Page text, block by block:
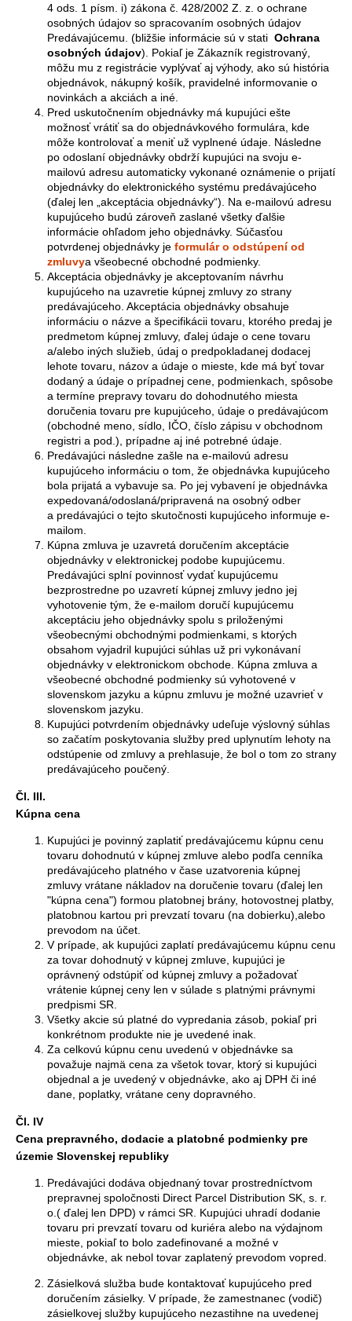
4 ods. 1 písm. i) zákona č. 428/2002 Z. z. o ochrane
osobných údajov so spracovaním osobných údajov
Predávajúcemu. (bližšie informácie sú v stati Ochrana
osobných údajov). Pokiaľ je Zákazník registrovaný,
môžu mu z registrácie vyplývať aj výhody, ako sú história
objednávok, nákupný košík, pravidelné informovanie o
novinkách a akciách a iné.
Pred uskutočnením objednávky má kupujúci ešte
možnosť vrátiť sa do objednávkového formulára, kde
môže kontrolovať a meniť už vyplnené údaje. Následne
po odoslaní objednávky obdrží kupujúci na svoju e-
mailovú adresu automaticky vykonané oznámenie o prijatí
objednávky do elektronického systému predávajúceho
(ďalej len „akceptácia objednávky“). Na e-mailovú adresu
kupujúceho budú zároveň zaslané všetky ďalšie
informácie ohľadom jeho objednávky. Súčasťou
potvrdenej objednávky je formulár o odstúpení od
zmluvya všeobecné obchodné podmienky.
Akceptácia objednávky je akceptovaním návrhu
kupujúceho na uzavretie kúpnej zmluvy zo strany
predávajúceho. Akceptácia objednávky obsahuje
informáciu o názve a špecifikácii tovaru, ktorého predaj je
predmetom kúpnej zmluvy, ďalej údaje o cene tovaru
a/alebo iných služieb, údaj o predpokladanej dodacej
lehote tovaru, názov a údaje o mieste, kde má byť tovar
dodaný a údaje o prípadnej cene, podmienkach, spôsobe
a termíne prepravy tovaru do dohodnutého miesta
doručenia tovaru pre kupujúceho, údaje o predávajúcom
(obchodné meno, sídlo, IČO, číslo zápisu v obchodnom
registri a pod.), prípadne aj iné potrebné údaje.
Predávajúci následne zašle na e-mailovú adresu
kupujúceho informáciu o tom, že objednávka kupujúceho
bola prijatá a vybavuje sa. Po jej vybavení je objednávka
expedovaná/odoslaná/pripravená na osobný odber
a predávajúci o tejto skutočnosti kupujúceho informuje e-
mailom.
Kúpna zmluva je uzavretá doručením akceptácie
objednávky v elektronickej podobe kupujúcemu.
Predávajúci splní povinnosť vydať kupujúcemu
bezprostredne po uzavretí kúpnej zmluvy jedno jej
vyhotovenie tým, že e-mailom doručí kupujúcemu
akceptáciu jeho objednávky spolu s priloženými
všeobecnými obchodnými podmienkami, s ktorých
obsahom vyjadril kupujúci súhlas už pri vykonávaní
objednávky v elektronickom obchode. Kúpna zmluva a
všeobecné obchodné podmienky sú vyhotovené v
slovenskom jazyku a kúpnu zmluvu je možné uzavrieť v
slovenskom jazyku.
Kupujúci potvrdením objednávky udeľuje výslovný súhlas
so začatím poskytovania služby pred uplynutím lehoty na
odstúpenie od zmluvy a prehlasuje, že bol o tom zo strany
predávajúceho poučený.
Čl. III.
Kúpna cena
Kupujúci je povinný zaplatiť predávajúcemu kúpnu cenu
tovaru dohodnutú v kúpnej zmluve alebo podľa cenníka
predávajúceho platného v čase uzatvorenia kúpnej
zmluvy vrátane nákladov na doručenie tovaru (ďalej len
"kúpna cena") formou platobnej brány, hotovostnej platby,
platobnou kartou pri prevzatí tovaru (na dobierku),alebo
prevodom na účet.
V prípade, ak kupujúci zaplatí predávajúcemu kúpnu cenu
za tovar dohodnutý v kúpnej zmluve, kupujúci je
oprávnený odstúpiť od kúpnej zmluvy a požadovať
vrátenie kúpnej ceny len v súlade s platnými právnymi
predpismi SR.
Všetky akcie sú platné do vypredania zásob, pokiaľ pri
konkrétnom produkte nie je uvedené inak.
Za celkovú kúpnu cenu uvedenú v objednávke sa
považuje najmä cena za všetok tovar, ktorý si kupujúci
objednal a je uvedený v objednávke, ako aj DPH či iné
dane, poplatky, vrátane ceny dopravného.
Čl. IV
Cena prepravného, dodacie a platobné podmienky pre
územie Slovenskej republiky
Predávajúci dodáva objednaný tovar prostredníctvom
prepravnej spoločnosti Direct Parcel Distribution SK, s. r.
o.( ďalej len DPD) v rámci SR. Kupujúci uhradí dodanie
tovaru pri prevzatí tovaru od kuriéra alebo na výdajnom
mieste, pokiaľ to bolo zadefinované a možné v
objednávke, ak nebol tovar zaplatený prevodom vopred.
Zásielková služba bude kontaktovať kupujúceho pred
doručením zásielky. V prípade, že zamestnanec (vodič)
zásielkovej služby kupujúceho nezastihne na uvedenej